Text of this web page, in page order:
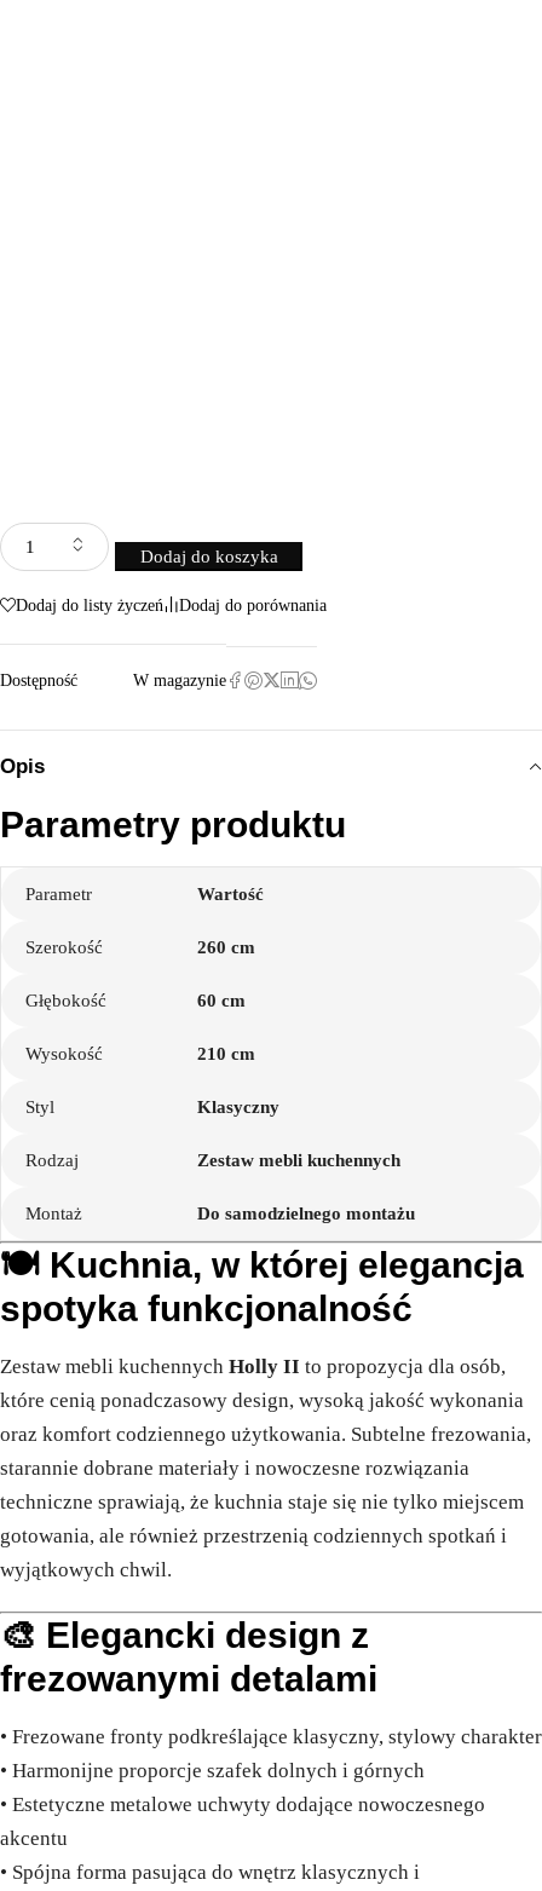
Dodaj do koszyka
Dodaj do listy życzeń Dodaj do porównania
Dostępność W magazynie
Opis
Parametry produktu
Parametr Wartość
Szerokość 260 cm
Głębokość 60 cm
Wysokość 210 cm
Styl Klasyczny
Rodzaj Zestaw mebli kuchennych
Montaż Do samodzielnego montażu
🍽️ Kuchnia, w której elegancja
spotyka funkcjonalność
Zestaw mebli kuchennych Holly II to propozycja dla osób,
które cenią ponadczasowy design, wysoką jakość wykonania
oraz komfort codziennego użytkowania. Subtelne frezowania,
starannie dobrane materiały i nowoczesne rozwiązania
techniczne sprawiają, że kuchnia staje się nie tylko miejscem
gotowania, ale również przestrzenią codziennych spotkań i
wyjątkowych chwil.
🎨 Elegancki design z
frezowanymi detalami
• Frezowane fronty podkreślające klasyczny, stylowy charakter
• Harmonijne proporcje szafek dolnych i górnych
• Estetyczne metalowe uchwyty dodające nowoczesnego
akcentu
• Spójna forma pasująca do wnętrz klasycznych i